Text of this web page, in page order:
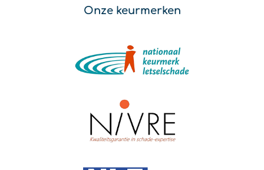
Onze keurmerken